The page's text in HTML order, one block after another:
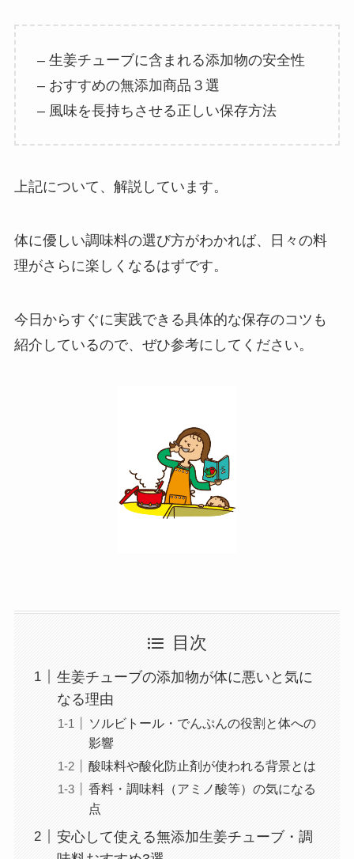
– 生姜チューブに含まれる添加物の安全性
– おすすめの無添加商品３選
– 風味を長持ちさせる正しい保存方法
上記について、解説しています。
体に優しい調味料の選び方がわかれば、日々の料
理がさらに楽しくなるはずです。
今日からすぐに実践できる具体的な保存のコツも
紹介しているので、ぜひ参考にしてください。
目次
生姜チューブの添加物が体に悪いと気に
なる理由
ソルビトール・でんぷんの役割と体への
影響
酸味料や酸化防止剤が使われる背景とは
香料・調味料（アミノ酸等）の気になる
点
安心して使える無添加生姜チューブ・調